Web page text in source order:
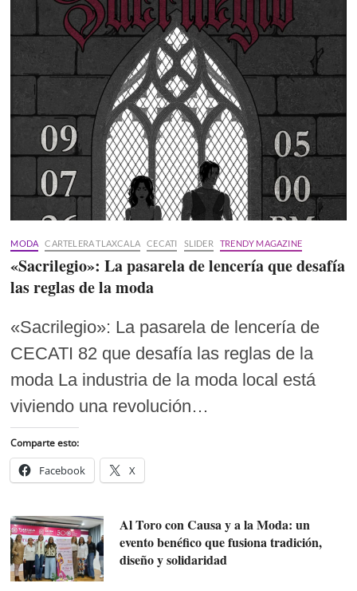
MODA CARTELERA TLAXCALA CECATI SLIDER TRENDY MAGAZINE
«Sacrilegio»: La pasarela de lencería que desafía
las reglas de la moda
«Sacrilegio»: La pasarela de lencería de
CECATI 82 que desafía las reglas de la
moda La industria de la moda local está
viviendo una revolución…
Comparte esto:
Facebook X
Al Toro con Causa y a la Moda: un
evento benéfico que fusiona tradición,
diseño y solidaridad